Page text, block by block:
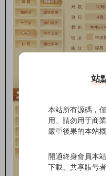
站
本站所有源碼，
用、請勿用于商
嚴重後果的本站概
開通終身會員本
下載、共享賬号